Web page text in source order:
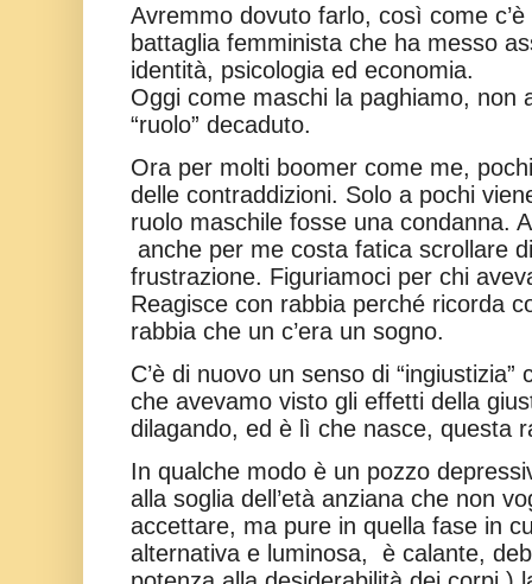
Avremmo dovuto farlo, così come
battaglia femminista che ha messo
identità, psicologia ed economia.
Oggi come maschi la paghiamo, non
“ruolo” decaduto.
Ora per molti boomer come me,
delle contraddizioni. Solo a pochi
ruolo maschile fosse una condanna.
anche per me costa fatica scrollare
frustrazione. Figuriamoci per chi
Reagisce con rabbia perché ricorda
rabbia che un c’era un sogno.
C’è di nuovo un senso di
che avevamo visto gli effetti della
dilagando, ed è lì che nasce, questa
In qualche modo è un pozzo
alla soglia dell’età anziana che non
accettare, ma pure in quella fase in
alternativa e luminosa,
è calante,